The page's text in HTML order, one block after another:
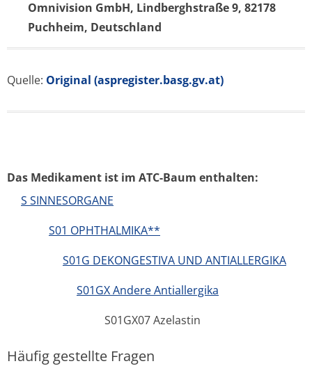
Omnivision GmbH, Lindberghstraße 9, 82178
Puchheim, Deutschland
Quelle: Original (aspregister.basg.gv.at)
Das Medikament ist im ATC-Baum enthalten:
S SINNESORGANE
S01 OPHTHALMIKA**
S01G DEKONGESTIVA UND ANTIALLERGIKA
S01GX Andere Antiallergika
S01GX07 Azelastin
Häufig gestellte Fragen